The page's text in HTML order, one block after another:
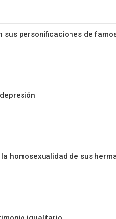
sus personificaciones de
homosexualidad de sus